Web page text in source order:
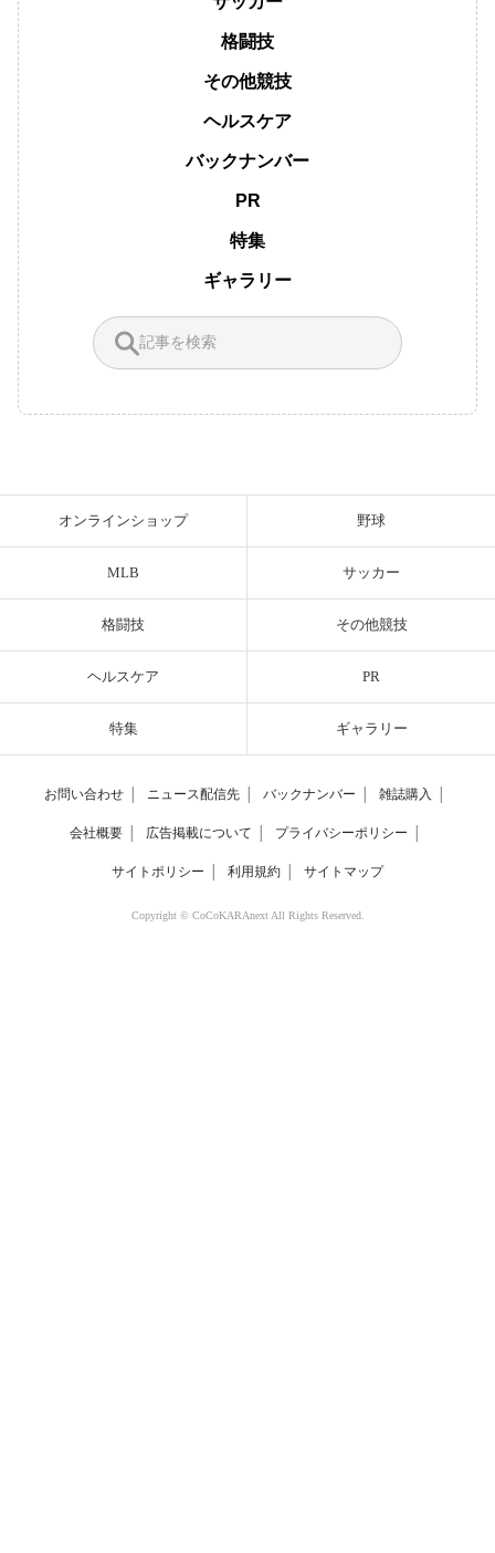
格闘技
その他競技
ヘルスケア
バックナンバー
PR
特集
ギャラリー
オンラインショップ 野球
MLB サッカー
格闘技 その他競技
ヘルスケア PR
特集 ギャラリー
お問い合わせ ニュース配信先 バックナンバー 雑誌購入
会社概要 広告掲載について プライバシーポリシー
サイトポリシー 利用規約 サイトマップ
Copyright © CoCoKARAnext All Rights Reserved.